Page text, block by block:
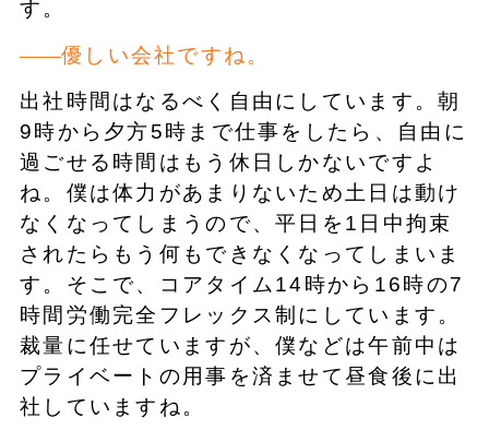
す。
優しい会社ですね。
出社時間はなるべく自由にしています。朝
9時から夕方5時まで仕事をしたら、自由に
過ごせる時間はもう休日しかないですよ
ね。僕は体力があまりないため土日は動け
なくなってしまうので、平日を1日中拘束
されたらもう何もできなくなってしまいま
す。そこで、コアタイム14時から16時の7
時間労働完全フレックス制にしています。
裁量に任せていますが、僕などは午前中は
プライベートの用事を済ませて昼食後に出
社していますね。